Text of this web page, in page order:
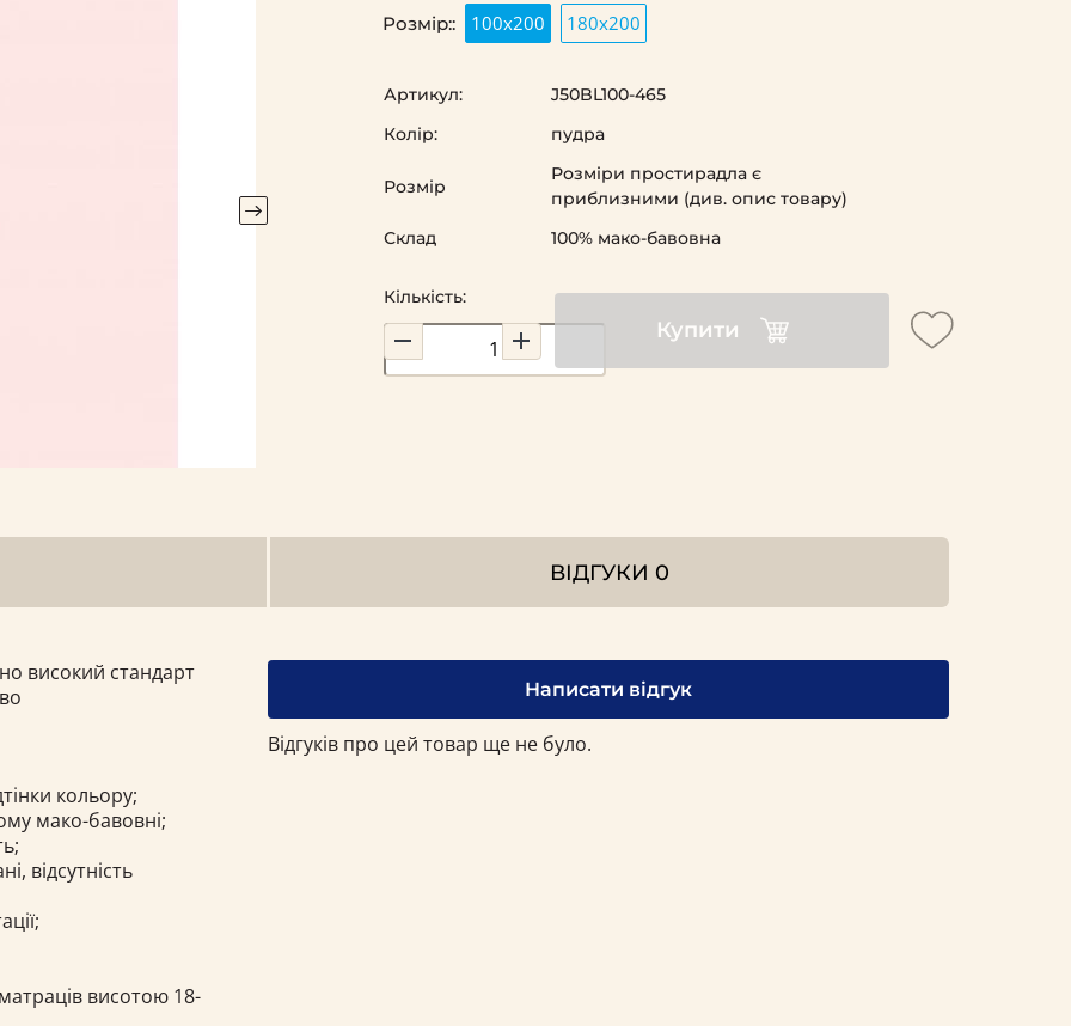
Розмір:: 100х200 180х200
Кількість:
Купити
Артикул:
J50BL100-465
Колір:
пудра
Розмір
Розміри простирадла є
приблизними (див. опис товару)
Склад
100% мако-бавовна
ВІДГУКИ 0
високий стандарт
кольору;
мако-бавовні;
відсутність
висотою 18-
Написати відгук
Відгуків про цей товар ще не було.